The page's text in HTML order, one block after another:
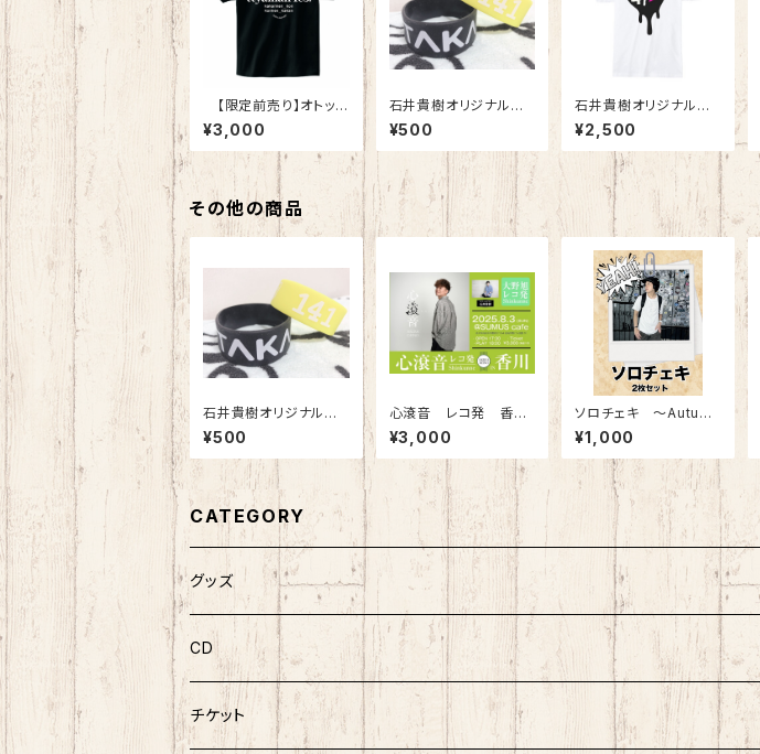
【限定前売り】オトッチ
ャマンfes Tシャツ
¥3,000
石井貴樹オリジナルデ
ザインラバーバンド
¥500
石井貴樹オリジナルデ
ザインTシャツ(141⚡️)
¥2,500
その他の商品
石井貴樹オリジナルデ
ザインラバーバンド
¥500
心滾音 レコ発 香川
ライブ
¥3,000
ソロチェキ 〜Autum
n〜
¥1,000
CATEGORY
グッズ
CD
チケット